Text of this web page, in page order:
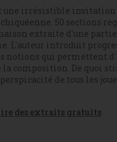
une irrésistible invitation
50 sections
extraite d'une
L'auteur introduit
notions qui permettent
composition. De quoi
de tous les
des extraits gratuits